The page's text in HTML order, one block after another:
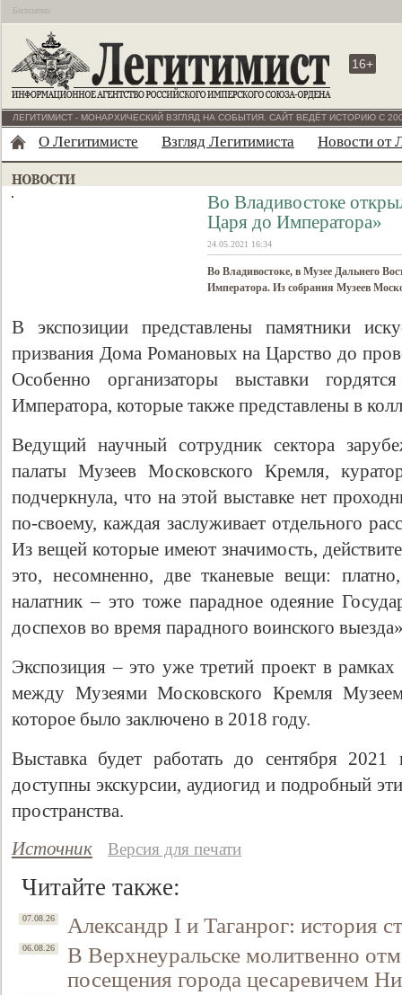
Бесплатно
16+
ЛЕГИТИМИСТ - МОНАРХИЧЕСКИЙ ВЗГЛЯД НА СОБЫТИЯ. САЙТ ВЕДЁТ ИСТОРИЮ С
О Легитимисте Взгляд Легитимиста Новости от
Во Владивостоке
Царя до Императора»
24.05.2021 16:34
Во Владивостоке, в Музее Дальнего
Императора. Из собрания Музеев
В экспозиции представлены памятники
призвания Дома Романовых на Царство до
Особенно организаторы выставки
Императора, которые также представлены в
Ведущий научный сотрудник сектора
палаты Музеев Московского Кремля,
подчеркнула, что на этой выставке нет
по-своему, каждая заслуживает отдельного
Из вещей которые имеют значимость,
это, несомненно, две тканевые вещи:
налатник – это тоже парадное одеяние
доспехов во время парадного воинского
Экспозиция – это уже третий проект в рамках
между Музеями Московского Кремля
которое было заключено в 2018 году.
Выставка будет работать до сентября 2021
доступны экскурсии, аудиогид и подробный
пространства.
Источник
Версия для печати
Читайте также:
07.08.26 Александр I и Таганрог: история
06.08.26
В Верхнеуральске молитвенно
посещения города цесаревичем